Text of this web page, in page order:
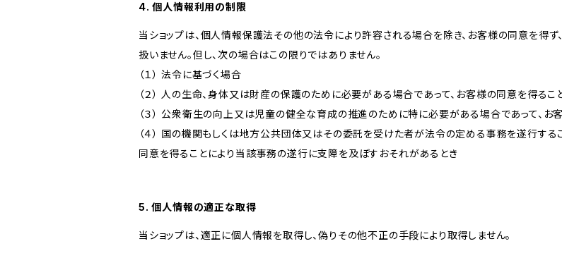
4. 個人情報利用の制限
当ショップは、個人情報保護法その他の法令により許容される場合を除き、お客様の同意を得
扱いません。但し、次の場合はこの限りではありません。
（１） 法令に基づく場合
（２） 人の生命、身体又は財産の保護のために必要がある場合であって、お客様の同意を得るこ
（３） 公衆衛生の向上又は児童の健全な育成の推進のために特に必要がある場合であって、お
（４） 国の機関もしくは地方公共団体又はその委託を受けた者が法令の定める事務を遂行す
同意を得ることにより当該事務の遂行に支障を及ぼすおそれがあるとき
5. 個人情報の適正な取得
当ショップは、適正に個人情報を取得し、偽りその他不正の手段により取得しません。